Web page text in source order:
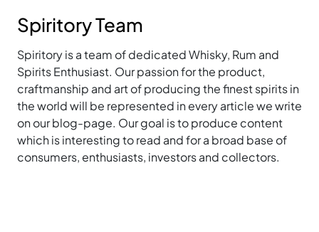
Spiritory Team
Spiritory is a team of dedicated Whisky, Rum and
Spirits Enthusiast. Our passion for the product,
craftmanship and art of producing the finest spirits in
the world will be represented in every article we write
on our blog-page. Our goal is to produce content
which is interesting to read and for a broad base of
consumers, enthusiasts, investors and collectors.